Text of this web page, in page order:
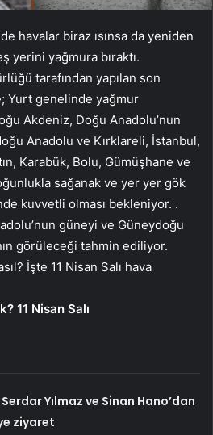
havalar biraz ısınsa da yeniden
yerini yağmura bıraktı.
tarafından yapılan son
Yurt genelinde yağmur
Akdeniz, Doğu Anadolu’nun
Anadolu ve Kırklareli, İstanbul,
Karabük, Bolu, Gümüşhane ve
sağanak ve yer yer gök
kuvvetli olması bekleniyor. .
güneyi ve Güneydoğu
görüleceği tahmin ediliyor.
İşte 11 Nisan Salı hava
11 Nisan Salı
Serdar Yılmaz ve Sinan Hano’dan
ziyaret